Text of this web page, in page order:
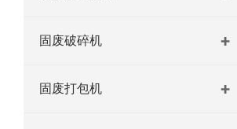
固废破碎机
固废打包机